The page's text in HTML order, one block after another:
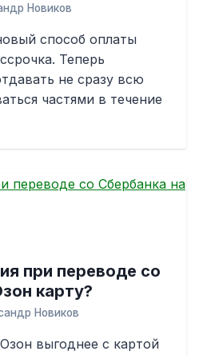
Новиков
способ оплаты
Теперь
не сразу всю
частями в течение
при переводе со
карту?
Новиков
выгоднее с картой